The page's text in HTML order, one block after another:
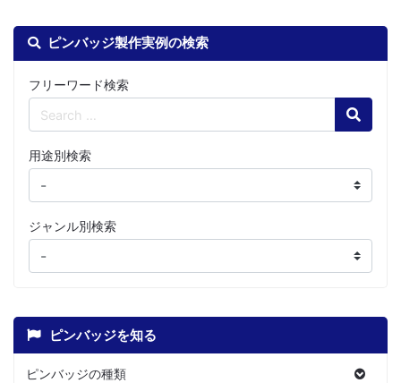
ピンバッジ製作実例の検索
フリーワード検索
Search
用途別検索
ジャンル別検索
ピンバッジを知る
ピンバッジの種類